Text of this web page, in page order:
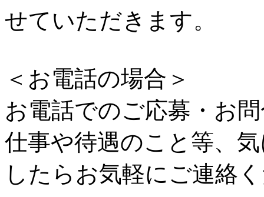
せていただきます。
＜お電話の場合＞
お電話でのご応募・お
仕事や待遇のこと等、
したらお気軽にご連絡